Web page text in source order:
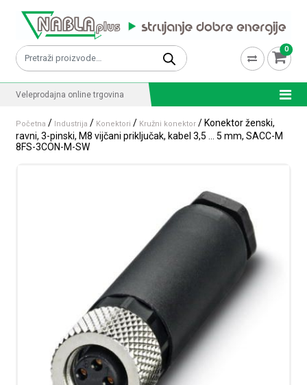
Pretraži: 0
Veleprodajna online trgovina
Početna / Industrija / Konektori / Kružni konektor / Konektor ženski,
ravni, 3-pinski, M8 vijčani priključak, kabel 3,5 … 5 mm, SACC-M
8FS-3CON-M-SW